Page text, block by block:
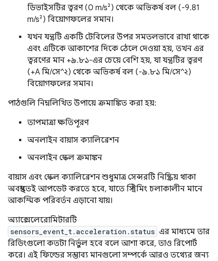
ডিভাইসটির ত্বরণ (0 m/s²) থেকে অভিকর্ষ বল (-9.81
m/s²) বিয়োগফলের সমান।
যখন যন্ত্রটি একটি টেবিলের উপর সমতলভাবে রাখা থাকে
এবং এটিকে আকাশের দিকে ঠেলে দেওয়া হয়, তখন এর
ত্বরণের মান +৯.৮১-এর চেয়ে বেশি হয়, যা যন্ত্রটির ত্বরণ
(+A মি/সে^২) থেকে অভিকর্ষ বল (-৯.৮১ মি/সে^২)
বিয়োগফলের সমান।
পাঠগুলি নিম্নলিখিত উপায়ে ক্রমাঙ্কিত করা হয়:
তাপমাত্রা ক্ষতিপূরণ
অনলাইন বায়াস ক্যালিব্রেশন
অনলাইন স্কেল ক্রমাঙ্কন
বায়াস এবং স্কেল ক্যালিব্রেশন শুধুমাত্র সেন্সরটি নিষ্ক্রিয় থাকা
অবস্থাতেই আপডেট করতে হবে, যাতে স্ট্রিমিং চলাকালীন মানে
আকস্মিক পরিবর্তন এড়ানো যায়।
অ্যাক্সেলেরোমিটারটি
sensors_event_t.acceleration.status এর মাধ্যমে তার
রিডিংগুলো কতটা নির্ভুল হবে বলে আশা করে, তাও রিপোর্ট
করে। এই ফিল্ডের সম্ভাব্য মানগুলো সম্পর্কে আরও তথ্যের জন্য